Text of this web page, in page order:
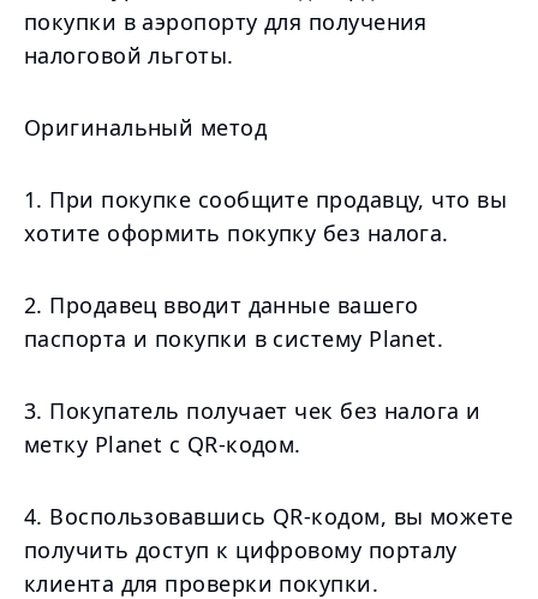
покупки в аэропорту для получения
налоговой льготы.
Оригинальный метод
1. При покупке сообщите продавцу, что вы
хотите оформить покупку без налога.
2. Продавец вводит данные вашего
паспорта и покупки в систему Planet.
3. Покупатель получает чек без налога и
метку Planet с QR-кодом.
4. Воспользовавшись QR-кодом, вы можете
получить доступ к цифровому порталу
клиента для проверки покупки.